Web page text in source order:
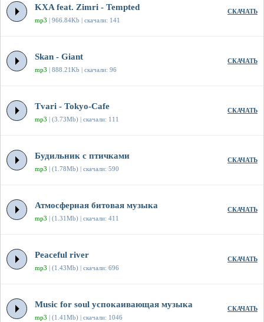
KXA feat. Zimri - Tempted
mp3 | 966.84Kb | скачали: 141
СКАЧАТЬ
Skan - Giant
mp3 | 888.21Kb | скачали: 96
СКАЧАТЬ
Tvari - Tokyo-Cafe
mp3 | (3.73Mb) | скачали: 111
СКАЧАТЬ
Будильник с птичками
mp3 | (1.78Mb) | скачали: 590
СКАЧАТЬ
Атмосферная битовая музыка
mp3 | (1.31Mb) | скачали: 411
СКАЧАТЬ
Peaceful river
mp3 | (1.43Mb) | скачали: 696
СКАЧАТЬ
Music for soul успокаивающая музыка
mp3 | (1.41Mb) | скачали: 1046
СКАЧАТЬ